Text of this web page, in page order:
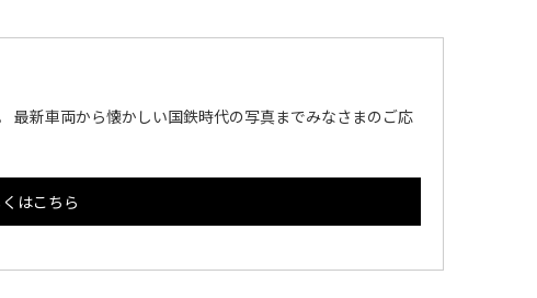
最新車両から懐かしい国鉄時代の写真までみなさまのご応
はこちら